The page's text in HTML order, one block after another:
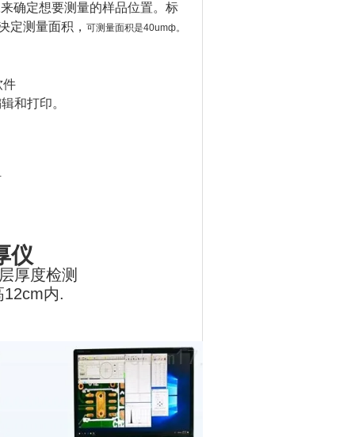
确定想要测量的样品位置。标
定测量面积， 可测量面积是40umф。
件
和打印。
仪
厚度检测
内.